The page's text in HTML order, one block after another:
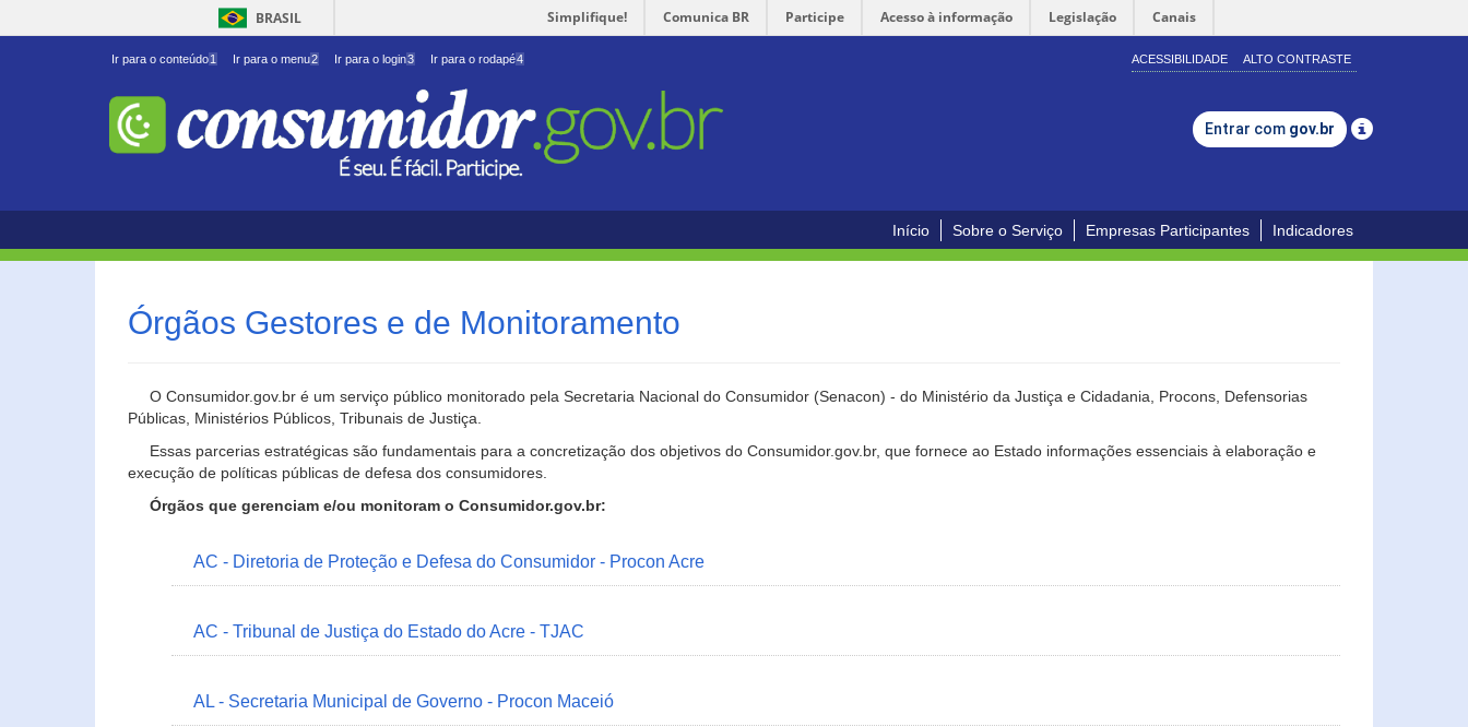
BRASIL Simplifique! Comunica BR Participe Acesso à informação Legislação Canais
Ir para o conteúdo1 Ir para o menu2 Ir para o login3 Ir para o rodapé4 ACESSIBILIDADE ALTO CONTRASTE
Entrar com gov.br
Início Sobre o Serviço Empresas Participantes Indicadores
Órgãos Gestores e de Monitoramento
O Consumidor.gov.br é um serviço público monitorado pela Secretaria Nacional do Consumidor (Senacon) - do Ministério da Justiça e Cidadania, Procons, Defensorias
Públicas, Ministérios Públicos, Tribunais de Justiça.
Essas parcerias estratégicas são fundamentais para a concretização dos objetivos do Consumidor.gov.br, que fornece ao Estado informações essenciais à elaboração e
execução de políticas públicas de defesa dos consumidores.
Órgãos que gerenciam e/ou monitoram o Consumidor.gov.br:
AC - Diretoria de Proteção e Defesa do Consumidor - Procon Acre
AC - Tribunal de Justiça do Estado do Acre - TJAC
AL - Secretaria Municipal de Governo - Procon Maceió